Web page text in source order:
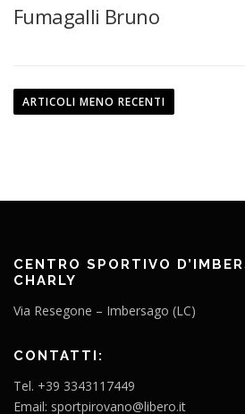
Fumagalli Bruno
a
o
n
e
r
t
i
ARTICOLI MENO RECENTI
CENTRO SPORTIVO
CHARLY
Via Resegone – Imbersago (LC)
CONTATTI:
Tel. +39 3343117449
Email: sportpirovano@libero.it